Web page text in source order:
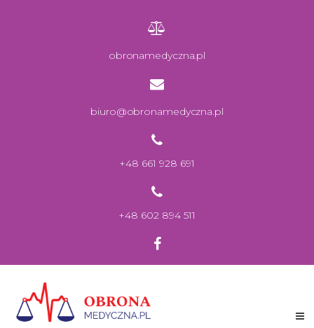
obronamedyczna.pl
biuro@obronamedyczna.pl
+48 661 928 691
+48 602 894 511